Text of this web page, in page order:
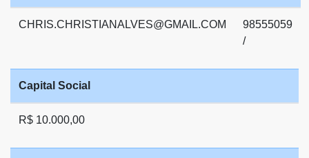
CHRIS.CHRISTIANALVES@GMAIL.COM
98555059
/
Capital Social
R$ 10.000,00